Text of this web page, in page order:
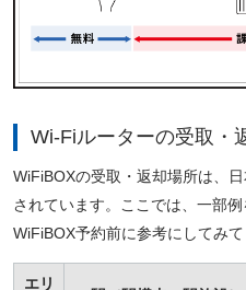
Wi-Fiルーターの受取・
WiFiBOXの受取・返却場所は、
されています。ここでは、一部例
WiFiBOX予約前に参考にしてみて
エリ